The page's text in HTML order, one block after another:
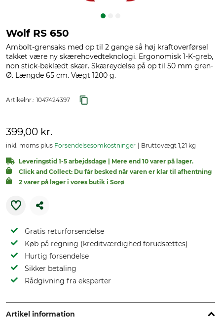
Wolf RS 650
Ambolt-grensaks med op til 2 gange så høj kraftoverførsel
takket være ny skærehovedteknologi. Ergonomisk 1-K-greb,
non stick-beklædt skær. Skæreydelse på op til 50 mm gren-
Ø. Længde 65 cm. Vægt 1200 g.
Artikelnr.: 1047424397
399,00 kr.
inkl. moms plus Forsendelsesomkostninger Bruttovægt 1,21 kg
Leveringstid 1-5 arbejdsdage | Mere end 10 varer på lager.
Click and Collect: Du får besked når varen er klar til afhentning
2 varer på lager i vores butik i Sorø
Gratis returforsendelse
Køb på regning (kreditværdighed forudsættes)
Hurtig forsendelse
Sikker betaling
Rådgivning fra eksperter
Artikel information